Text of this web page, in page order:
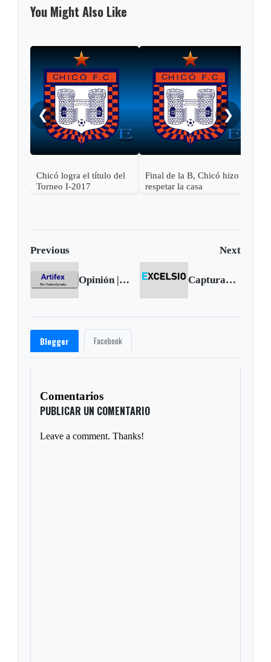
You Might Also Like
❮
Chicó logra el título del
Torneo I-2017
Final de la B, Chicó hizo
respetar la casa
❯
Previous Next
Opinión | Incentivos para arte y cultura: ausentes Capturan distribuidores de droga
Blogger Facebook
Comentarios
PUBLICAR UN COMENTARIO
Leave a comment. Thanks!